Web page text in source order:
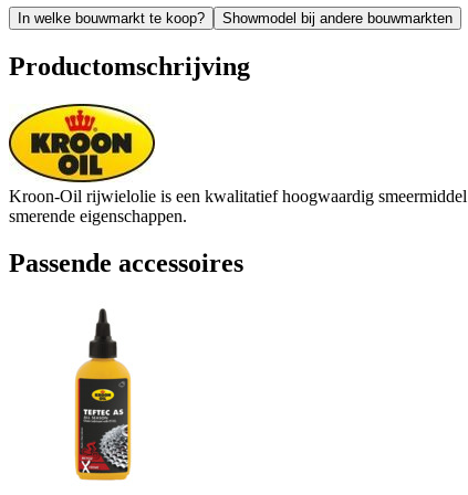
In welke bouwmarkt te koop? Showmodel bij andere bouwmarkten
Productomschrijving
Kroon-Oil rijwielolie is een kwalitatief hoogwaardig
smerende eigenschappen.
Passende accessoires